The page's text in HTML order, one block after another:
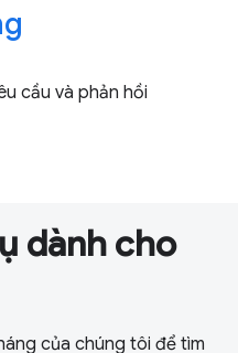
cầu và phản hồi
dành cho
của chúng tôi để tìm